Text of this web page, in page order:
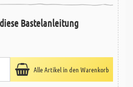
Bastelanleitung
Alle Artikel in den Warenkorb